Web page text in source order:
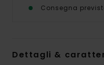
Consegna
Dettagli &